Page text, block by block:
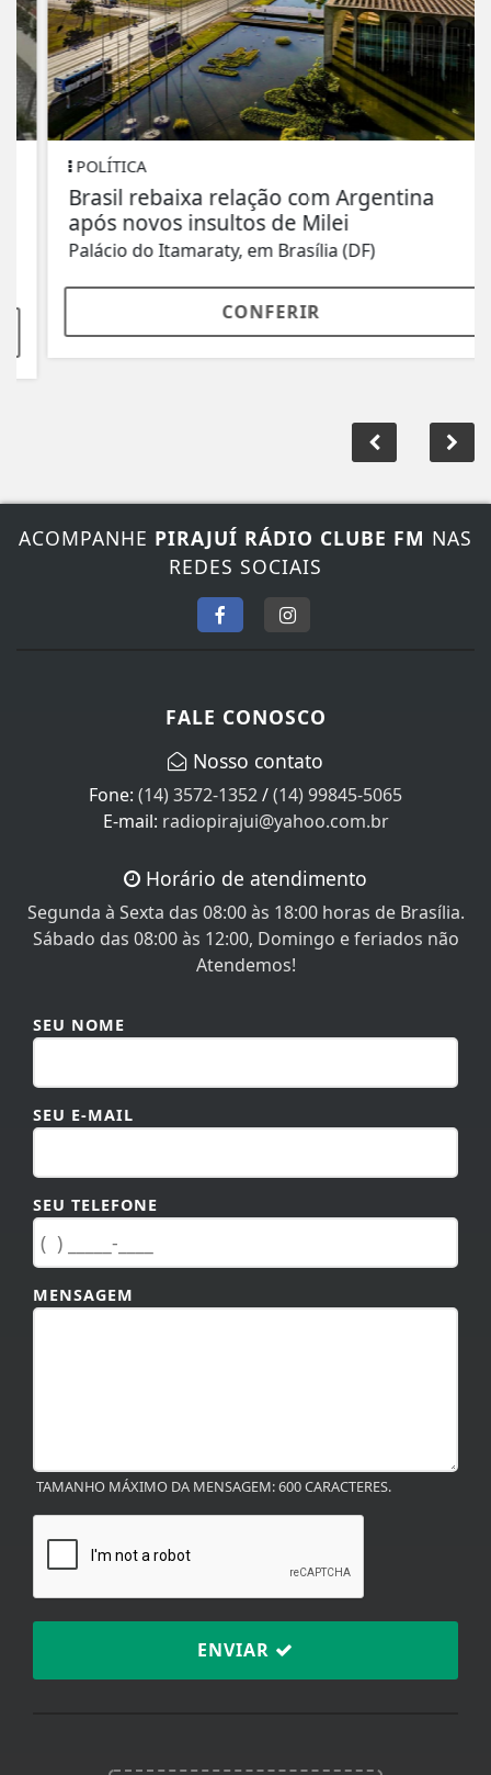
POLÍTICA
Brasil rebaixa relação com Argentina
após novos insultos de Milei
Palácio do Itamaraty, em Brasília (DF)
CONFERIR
REDES SOCIAIS
(14) 3572-1352/(14) 99845-5065
E-mail:radiopirajui@yahoo.com.br
Segunda à Sexta das 08:00 às 18:00 horas de Brasília.
Sábado das 08:00 às 12:00, Domingo e feriados não
Atendemos!
SEU E-MAIL
SEU TELEFONE
MENSAGEM
ENVIAR
TERMOS DE USO E